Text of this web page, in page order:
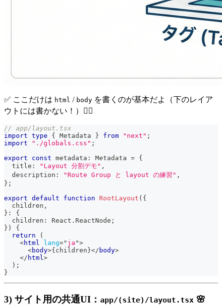
✅ ここだけは html / body を書くのが基本だよ（下のレイア
ウトには書かない！）🙅‍♀️
// app/layout.tsx
import type { Metadata } from "next" ;
import
"./globals.css" ;
export
const metadata : Metadata = {
  title
: "Layout 分割デモ" ,
  description
: "Route Group と layout の練習" ,
} ;
export default function RootLayout ( {
  children
,
} :
{
  children
: React . ReactNode ;
} )
{
return
(
<html lang=" ja ">
<body>{ children }</ body>
</ html>
) ;
}
3) サイト用の共通UI： app/(site)/layout.tsx 🌸